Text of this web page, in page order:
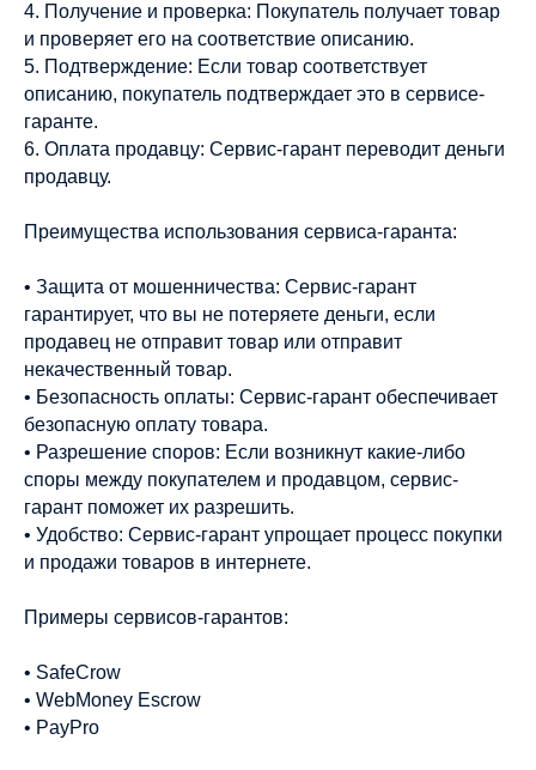
4. Получение и проверка: Покупатель получает товар
и проверяет его на соответствие описанию.
5. Подтверждение: Если товар соответствует
описанию, покупатель подтверждает это в сервисе-
гаранте.
6. Оплата продавцу: Сервис-гарант переводит деньги
продавцу.
Преимущества использования сервиса-гаранта:
• Защита от мошенничества: Сервис-гарант
гарантирует, что вы не потеряете деньги, если
продавец не отправит товар или отправит
некачественный товар.
• Безопасность оплаты: Сервис-гарант обеспечивает
безопасную оплату товара.
• Разрешение споров: Если возникнут какие-либо
споры между покупателем и продавцом, сервис-
гарант поможет их разрешить.
• Удобство: Сервис-гарант упрощает процесс покупки
и продажи товаров в интернете.
Примеры сервисов-гарантов:
• SafeCrow
• WebMoney Escrow
• PayPro